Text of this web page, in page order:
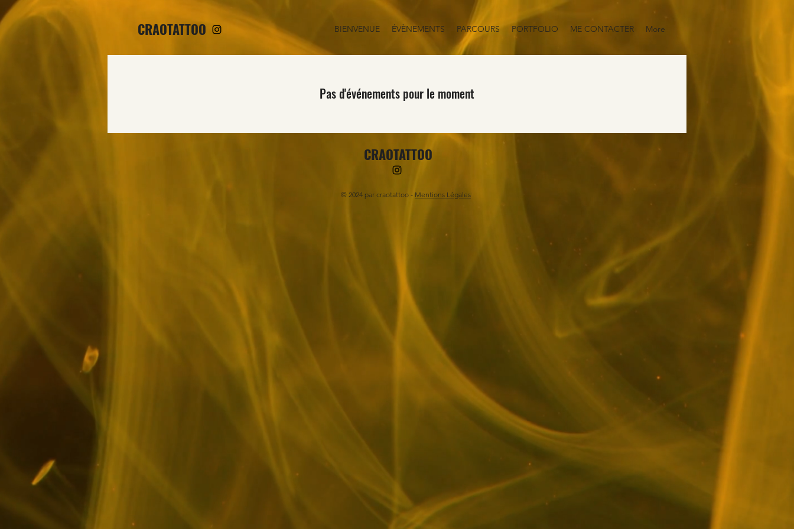
CRAOTATTOO BIENVENUE ÉVÈNEMENTS PARCOURS PORTFOLIO ME CONTACTER More
Pas d'événements pour le moment
CRAOTATTOO
© 2024 par craotattoo - Mentions Légales